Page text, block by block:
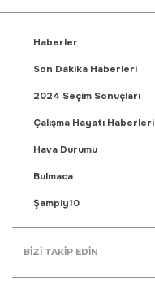
Haberler
Son Dakika Haberleri
2024 Seçim Sonuçları
Çalışma Hayatı Haberleri
Hava Durumu
Bulmaca
Şampiy10
Fikstür
Puan Durumu
BİZİ TAKİP EDİN